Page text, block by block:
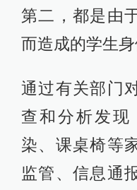
第二，都是由
而造成的学生身
通过有关部门
查和分析发现
染、课桌椅等
监管、信息通